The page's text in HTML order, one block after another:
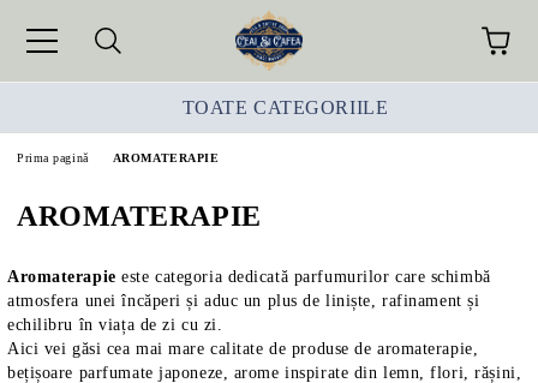
TOATE CATEGORIILE
Prima pagină AROMATERAPIE
AROMATERAPIE
Aromaterapie este categoria dedicată parfumurilor care schimbă
atmosfera unei încăperi și aduc un plus de liniște, rafinament și
echilibru în viața de zi cu zi.
Aici vei găsi cea mai mare calitate de produse de aromaterapie,
bețișoare parfumate japoneze, arome inspirate din lemn, flori, rășini,